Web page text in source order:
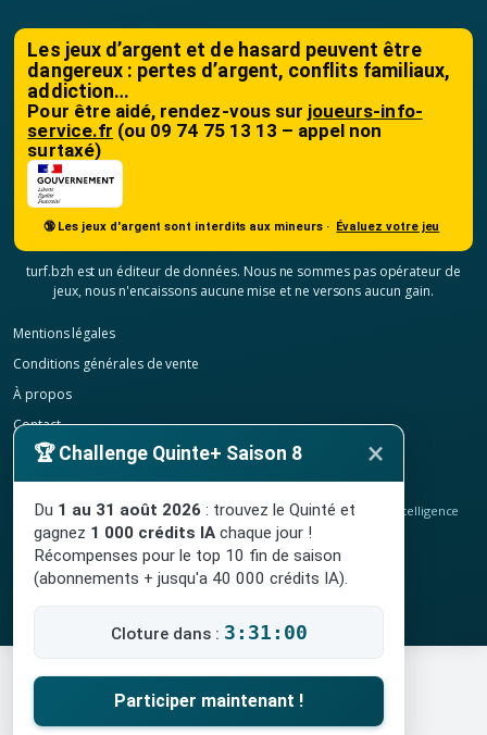
Les jeux d’argent et de hasard peuvent être
dangereux : pertes d’argent, conflits familiaux,
addiction…
Pour être aidé, rendez-vous sur joueurs-info-
service.fr (ou 09 74 75 13 13 – appel non
surtaxé)
🔞 Les jeux d'argent sont interdits aux mineurs · Évaluez votre jeu
turf.bzh est un éditeur de données. Nous ne sommes pas opérateur de
jeux, nous n'encaissons aucune mise et ne versons aucun gain.
Mentions légales
Conditions générales de vente
À propos
Contact
Confidentialité
Résilier mon abonnement
© 2020-2026 TURF.bzh, analyses hippiques, classement ELO et intelligence
artificielle.
Site indépendant, sans lien avec le PMU. Jeu interdit aux mineurs.
🏆 Challenge Quinte+ Saison 8 ×
Du 1 au 31 août 2026 : trouvez le Quinté et
gagnez 1 000 crédits IA chaque jour !
Récompenses pour le top 10 fin de saison
(abonnements + jusqu'a 40 000 crédits IA).
Cloture dans : 3:30:59
Participer maintenant !